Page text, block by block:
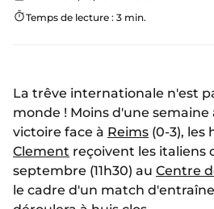
Temps de lecture : 3 min.
La trêve internationale n'est
monde ! Moins d'une
victoire face à Reims (0-3), les
Clement reçoivent les italiens
septembre (11h30) au Centre
le cadre d'un match